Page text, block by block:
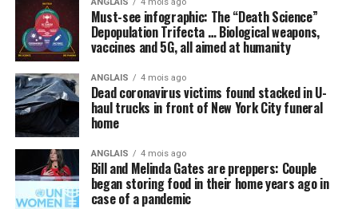
transhumaniste
Post Views:3 490
Must-see infographic: The “Death Science”
Depopulation Trifecta … Biological weapons,
vaccines and 5G, all aimed at humanity
ANGLAIS 4 mois ago
Dead coronavirus victims found stacked in U-
haul trucks in front of New York City funeral
home
ANGLAIS 4 mois ago
Bill and Melinda Gates are preppers: Couple
began storing food in their home years ago in
case of a pandemic